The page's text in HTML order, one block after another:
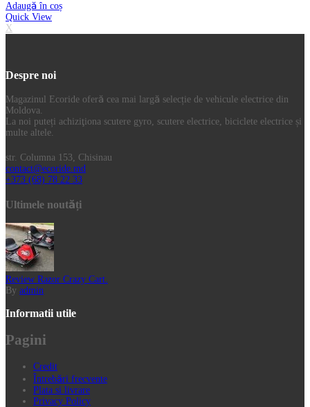
Adaugă în coș
Quick View
X
Despre noi
Magazinul Ecoride oferă cea mai largă selecție de vehicule electrice din
Moldova.
La noi puteți achiziţiona scutere gyro, scutere electrice, biciclete electrice și
multe altele.
str. Columna 153, Chisinau
contact@ecoride.md
+373 (68) 78 22 33
Ultimele noutăți
Review Razor Crazy Cart.
By admin
Informatii utile
Pagini
Credit
Întrebări frecvente
Plata si livrare
Privacy Policy